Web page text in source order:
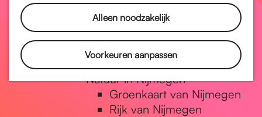
Alleen noodzakelijk
Voorkeuren aanpassen
Romeinse Limes
Vrede van Nijmegen
Penning
Natuur in Nijmegen
Groenkaart van Nijmegen
Rijk van Nijmegen